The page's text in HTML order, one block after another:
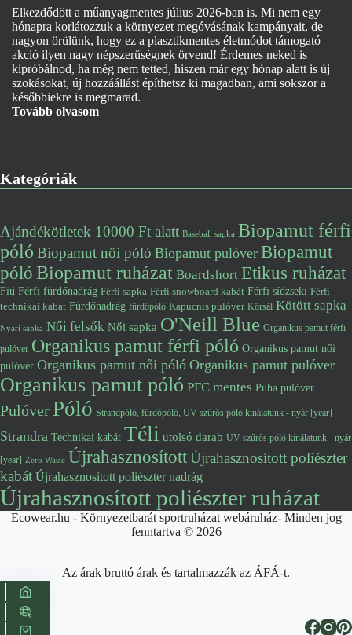
Elkezdődött a műanyagmentes július 2026-ban is. Mi nem egy
hónapra korlátozzuk a környezet megóvásának kampányait, de
nagyon örülünk, hogy ez a plasztikmentes életmódot támogató
akció ilyen nagy népszerűségnek örvend! Érdemes neked is
kipróbálnod, ha még nem tetted, hiszen már egy hónap alatt is új
szokásokat, új hozzáállást építhetsz ki magadban, ami sokszor a
későbbiekre is megmarad.
Tovább olvasom
Kategóriák
Ajándékötletek 10000 Ft alatt Baseball sapka Biopamut férfi
póló Biopamut női póló Biopamut pulóver Biopamut
pólóBiopamut ruházat Boardshort Etikus ruházat
Fiú Férfi fürdőnadrág Férfi sapka Férfi snowboard kabát Férfi sídzseki Férfi
technikai kabát Fürdőnadrág fürdőpóló Kapucnis pulóver Körsál Kötött sapka
Nyári sapka Női felsők Női sapka O'Neill Blue Organikus pamut férfi
pulóver Organikus pamut férfi póló Organikus pamut női
pulóver Organikus pamut női póló Organikus pamut pulóver
Organikus pamut póló PFC mentes Puha pulóver
PulóverPóló Strandpóló, fürdőpóló, UV szűrős póló kínálatunk - nyár [year]
Strandra Technikai kabát Téli utolsó darab UV szűrős póló kínálatunk - nyár
[year] Zero Waste ÚjrahasznosítottÚjrahasznosított poliészter
kabát Újrahasznosított poliészter nadrág
Újrahasznosított poliészter ruházat
Ecowear.hu - Környezetbarát sportruházat webáruház- Minden jog
fenntartva © 2026
Az árak bruttó árak és tartalmazzák az ÁFÁ-t.